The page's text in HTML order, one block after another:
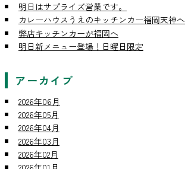
明日はサプライズ営業です。
カレーハウスうえのキッチンカー福岡天神へ
弊店キッチンカーが福岡へ
明日新メニュー登場！日曜日限定
アーカイブ
2026年06月
2026年05月
2026年04月
2026年03月
2026年02月